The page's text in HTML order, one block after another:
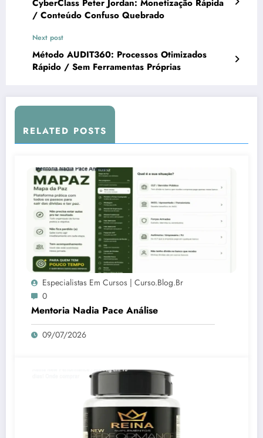
CyberClass Peter Jordan: Monetização Rápida
/ Conteúdo Confuso Quebrado
Next post
Método AUDIT360: Processos Otimizados
Rápido / Sem Ferramentas Próprias
RELATED POSTS
Especialistas Em Cursos | Curso.blog.br
0
Mentoria Nadia Pace Análise
09/07/2026